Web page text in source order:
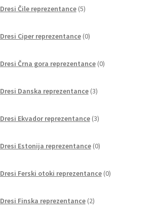
Dresi Čile reprezentance 5izdelkov
Dresi Ciper reprezentance 0izdelkov
Dresi Črna gora reprezentance 0izdelkov
Dresi Danska reprezentance 3izdelki
Dresi Ekvador reprezentance 3izdelki
Dresi Estonija reprezentance 0izdelkov
Dresi Ferski otoki reprezentance 0izdelkov
Dresi Finska reprezentance 2izdelka